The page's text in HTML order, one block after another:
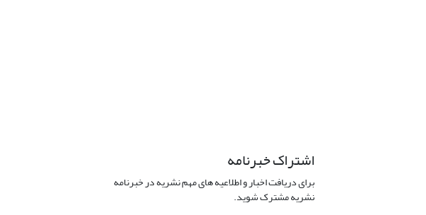
اشتراک خبرنامه
برای دریافت اخبار و اطلاعیه های مهم نشریه در خبرنامه
نشریه مشترک شوید.